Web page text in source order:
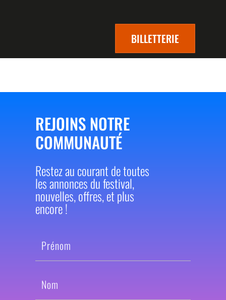
BILLETTERIE
REJOINS NOTRE
COMMUNAUTÉ
Restez au courant de toutes
les annonces du festival,
nouvelles, offres, et plus
encore !